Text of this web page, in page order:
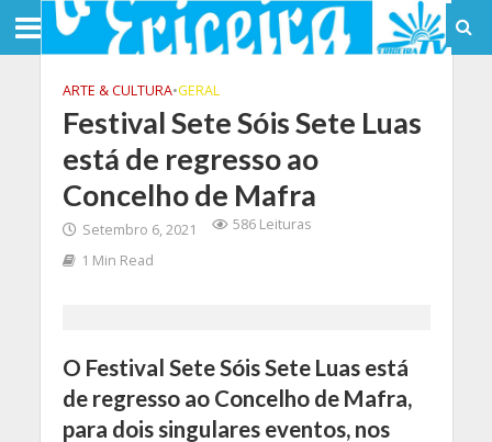
ARTE & CULTURA•GERAL
Festival Sete Sóis Sete Luas
está de regresso ao
Concelho de Mafra
Setembro 6, 2021
586 Leituras
1 Min Read
O Festival Sete Sóis Sete Luas está
de regresso ao Concelho de Mafra,
para dois singulares eventos, nos